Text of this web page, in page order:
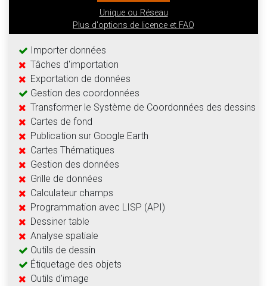
Unique ou Réseau
Plus d'options de licence et FAQ
Importer données
Tâches d'importation
Exportation de données
Gestion des coordonnées
Transformer le Système de Coordonnées des dessins
Cartes de fond
Publication sur Google Earth
Cartes Thématiques
Gestion des données
Grille de données
Calculateur champs
Programmation avec LISP (API)
Dessiner table
Analyse spatiale
Outils de dessin
Étiquetage des objets
Outils d'image